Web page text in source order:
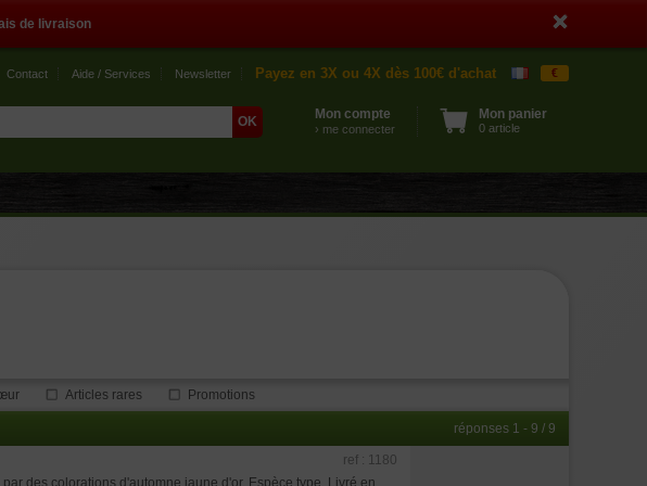
de livraison
Contact Aide / Services Newsletter Payez en 3X ou 4X dès 100€ d'achat €
Mon compte
› me connecter
Mon panier
0 article
Articles rares Promotions
réponses 1 - 9 / 9
ref : 1180
des colorations d'automne jaune d'or. Espèce type. Livré en